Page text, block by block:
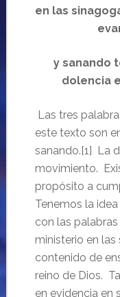
en las
y sanando
dolencia
Las tres
este texto son
sanando.[1] La
movimiento.
propósito a
Tenemos la
con las
ministerio en
contenido de
reino de Dios.
en evidencia en